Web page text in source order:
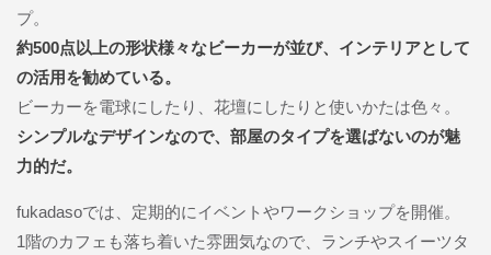
プ。
約500点以上の形状様々なビーカーが並び、インテリアとして
の活用を勧めている。
ビーカーを電球にしたり、花壇にしたりと使いかたは色々。
シンプルなデザインなので、部屋のタイプを選ばないのが魅
力的だ。
fukadasoでは、定期的にイベントやワークショップを開催。
1階のカフェも落ち着いた雰囲気なので、ランチやスイーツタ